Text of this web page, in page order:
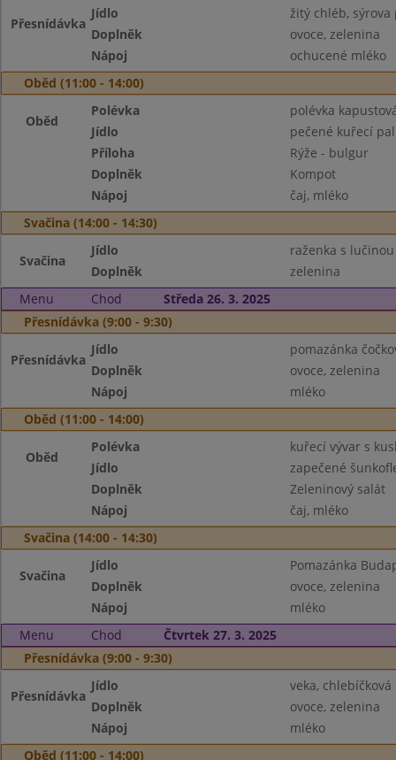
Přesnídávka
Jídlo
žitý chléb, sýrova
Doplněk
ovoce, zelenina
Nápoj
ochucené mléko
Oběd (11:00 - 14:00)
Oběd
Polévka
polévka
Jídlo
pečené kuřecí
Příloha
Rýže - bulgur
Doplněk
Kompot
Nápoj
čaj, mléko
Svačina (14:00 - 14:30)
Svačina
Jídlo
raženka s lučinou
Doplněk
zelenina
Menu
Chod
Středa 26. 3. 2025
Přesnídávka (9:00 - 9:30)
Přesnídávka
Jídlo
pomazánka
Doplněk
ovoce, zelenina
Nápoj
mléko
Oběd (11:00 - 14:00)
Oběd
Polévka
kuřecí vývar s
Jídlo
zapečené
Doplněk
Zeleninový salát
Nápoj
čaj, mléko
Svačina (14:00 - 14:30)
Svačina
Jídlo
Pomazánka
Doplněk
ovoce, zelenina
Nápoj
mléko
Menu
Chod
Čtvrtek 27. 3. 2025
Přesnídávka (9:00 - 9:30)
Přesnídávka
Jídlo
veka,
Doplněk
ovoce, zelenina
Nápoj
mléko
Oběd (11:00 - 14:00)